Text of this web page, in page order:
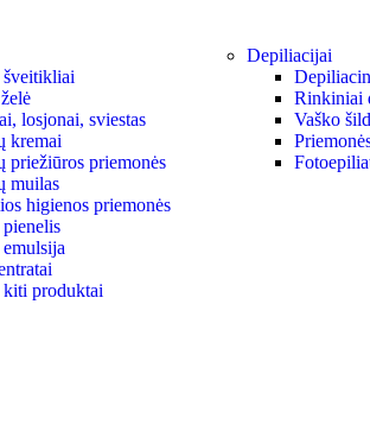
losjonai, sviestas
kremai
priežiūros priemonės
muilas
higienos priemonės
produktai
Depiliacijai
Rinkiniai
Vaško